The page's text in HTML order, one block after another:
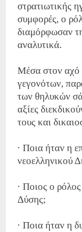
στρατιωτικής
συμφορές, ο
διαμόρφωσαν
αναλυτικά.
Μέσα στον αχό
γεγονότων,
των θηλυκών
αξίες
τους και
· Ποια ήταν η
νεοελληνικού
· Ποιος ο
Δύσης;
· Ποια ήταν η